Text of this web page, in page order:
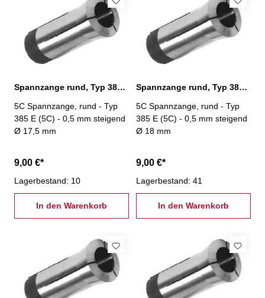
Spannzange rund, Typ 385 E (5C) Ø 17,5 mm
5C Spannzange, rund - Typ
385 E (5C) - 0,5 mm steigend
Ø 17,5 mm
9,00 €*
Lagerbestand: 10
In den Warenkorb
Spannzange rund, Typ 385 E (5C) Ø 18,0 mm
5C Spannzange, rund - Typ
385 E (5C) - 0,5 mm steigend
Ø 18 mm
9,00 €*
Lagerbestand: 41
In den Warenkorb